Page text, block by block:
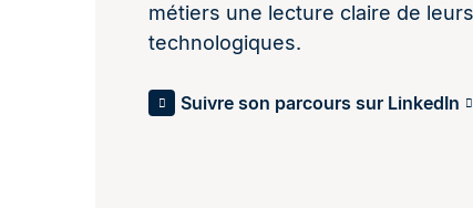
métiers une lecture claire de
technologiques.
Suivre son parcours sur LinkedIn